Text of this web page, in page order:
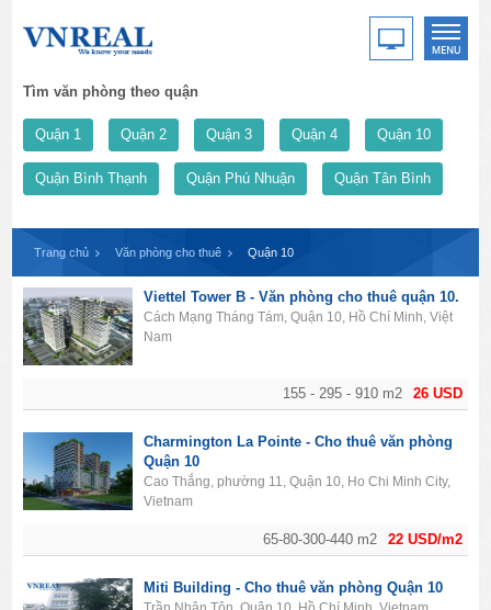
Tìm văn phòng theo quận
Quận 1 Quận 2 Quận 3 Quận 4 Quận 10
Quận Bình Thạnh Quận Phú Nhuận Quận Tân Bình
Trang chủ Văn phòng cho thuê Quận 10
26 USD
155 - 295 - 910 m2
Viettel Tower B - Văn phòng cho thuê quận 10.
Cách Mạng Tháng Tám, Quận 10, Hồ Chí Minh, Việt
Nam
22 USD/m2
65-80-300-440 m2
Charmington La Pointe - Cho thuê văn phòng
Quận 10
Cao Thắng, phường 11, Quận 10, Ho Chi Minh City,
Vietnam
Miti Building - Cho thuê văn phòng Quận 10